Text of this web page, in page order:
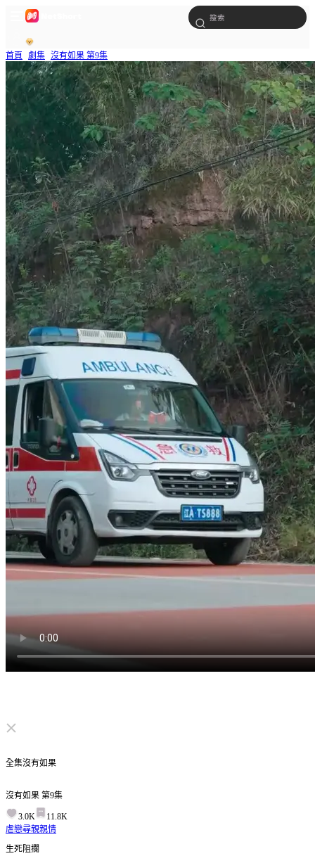
首頁 劇集 沒有如果 第9集
点击取消静音
全集沒有如果
沒有如果 第9集
3.0K
11.8K
虐戀尋親親情
生死阻攔